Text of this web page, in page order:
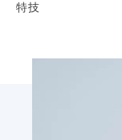
特技